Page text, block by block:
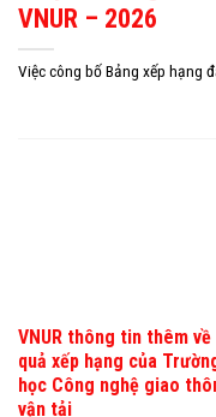
VNUR – 2026
Việc công bố Bảng xếp hạng
VNUR thông tin thêm
quả xếp hạng của
học Công nghệ giao
vận tải